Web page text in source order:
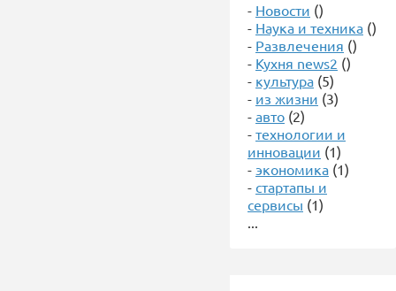
- Новости ()
- Наука и техника ()
- Развлечения ()
- Кухня news2 ()
- культура (5)
- из жизни (3)
- авто (2)
- технологии и
инновации (1)
- экономика (1)
- стартапы и
сервисы (1)
...